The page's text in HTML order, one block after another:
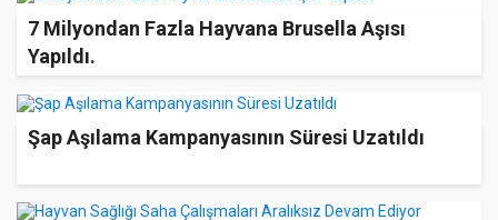
7 Milyondan Fazla Hayvana Brusella Aşısı
Yapıldı.
Şap Aşılama Kampanyasının Süresi Uzatıldı